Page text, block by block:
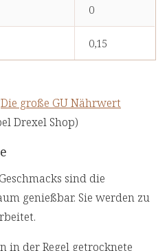
0
0,15
Die große GU Nährwert
Drexel Shop)
sind die
genießbar. Sie werden zu
in der Regel getrocknete